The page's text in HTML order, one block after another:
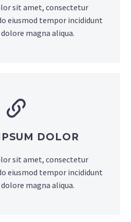
sit amet, consectetur
eiusmod tempor incididunt
magna aliqua.
DOLOR
sit amet, consectetur
eiusmod tempor incididunt
magna aliqua.